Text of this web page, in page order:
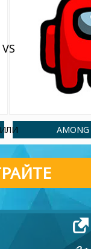
VS
ИЛИ AMONG